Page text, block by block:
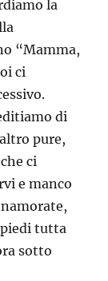
la
“Mamma,
ci
di
pure,
ci
e manco
tutta
sotto